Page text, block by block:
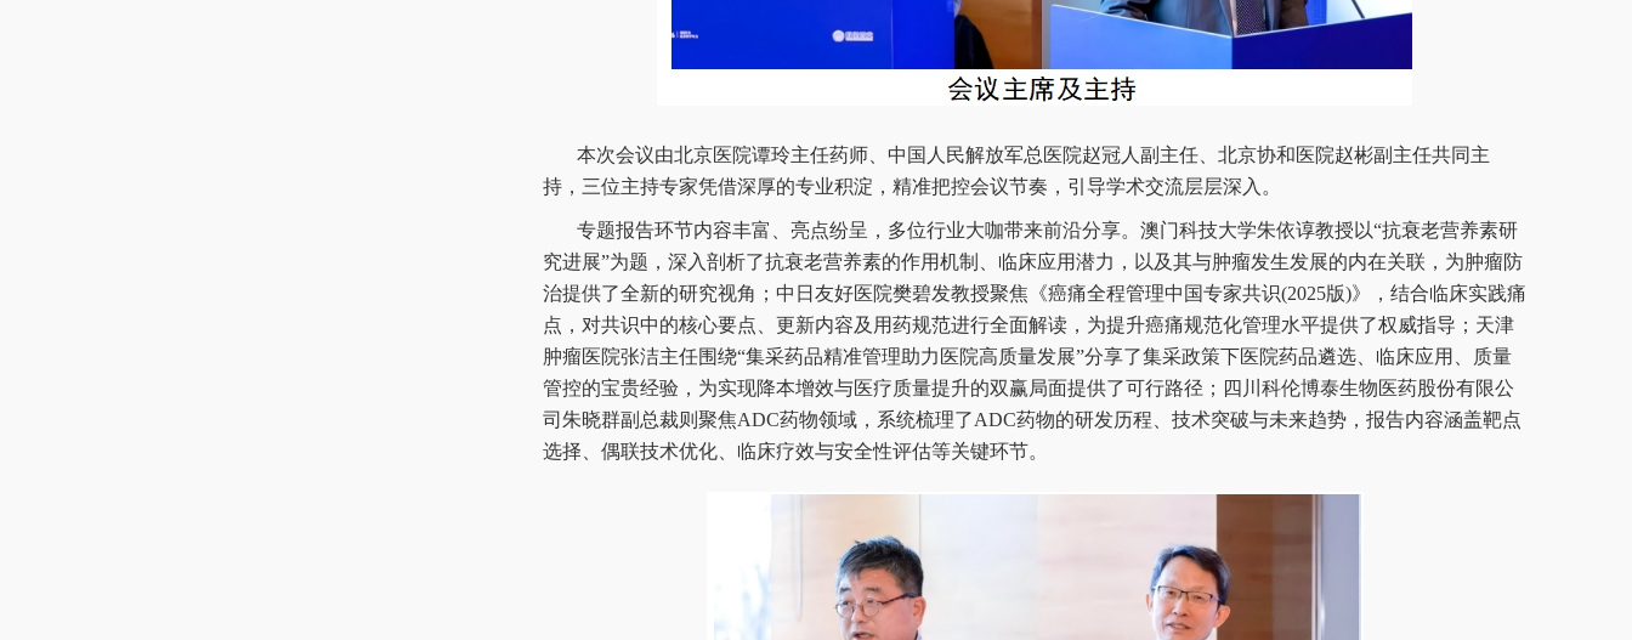
本次会议由北京医院谭玲主任药师、中国人民解放军总医院赵冠人副主任、北京协和医院赵彬副主任共同主
持，三位主持专家凭借深厚的专业积淀，精准把控会议节奏，引导学术交流层层深入。
专题报告环节内容丰富、亮点纷呈，多位行业大咖带来前沿分享。澳门科技大学朱依谆教授以“抗衰老营养素研
究进展”为题，深入剖析了抗衰老营养素的作用机制、临床应用潜力，以及其与肿瘤发生发展的内在关联，为肿瘤防
治提供了全新的研究视角；中日友好医院樊碧发教授聚焦《癌痛全程管理中国专家共识(2025版)》，结合临床实践痛
点，对共识中的核心要点、更新内容及用药规范进行全面解读，为提升癌痛规范化管理水平提供了权威指导；天津
肿瘤医院张洁主任围绕“集采药品精准管理助力医院高质量发展”分享了集采政策下医院药品遴选、临床应用、质量
管控的宝贵经验，为实现降本增效与医疗质量提升的双赢局面提供了可行路径；四川科伦博泰生物医药股份有限公
司朱晓群副总裁则聚焦ADC药物领域，系统梳理了ADC药物的研发历程、技术突破与未来趋势，报告内容涵盖靶点
选择、偶联技术优化、临床疗效与安全性评估等关键环节。